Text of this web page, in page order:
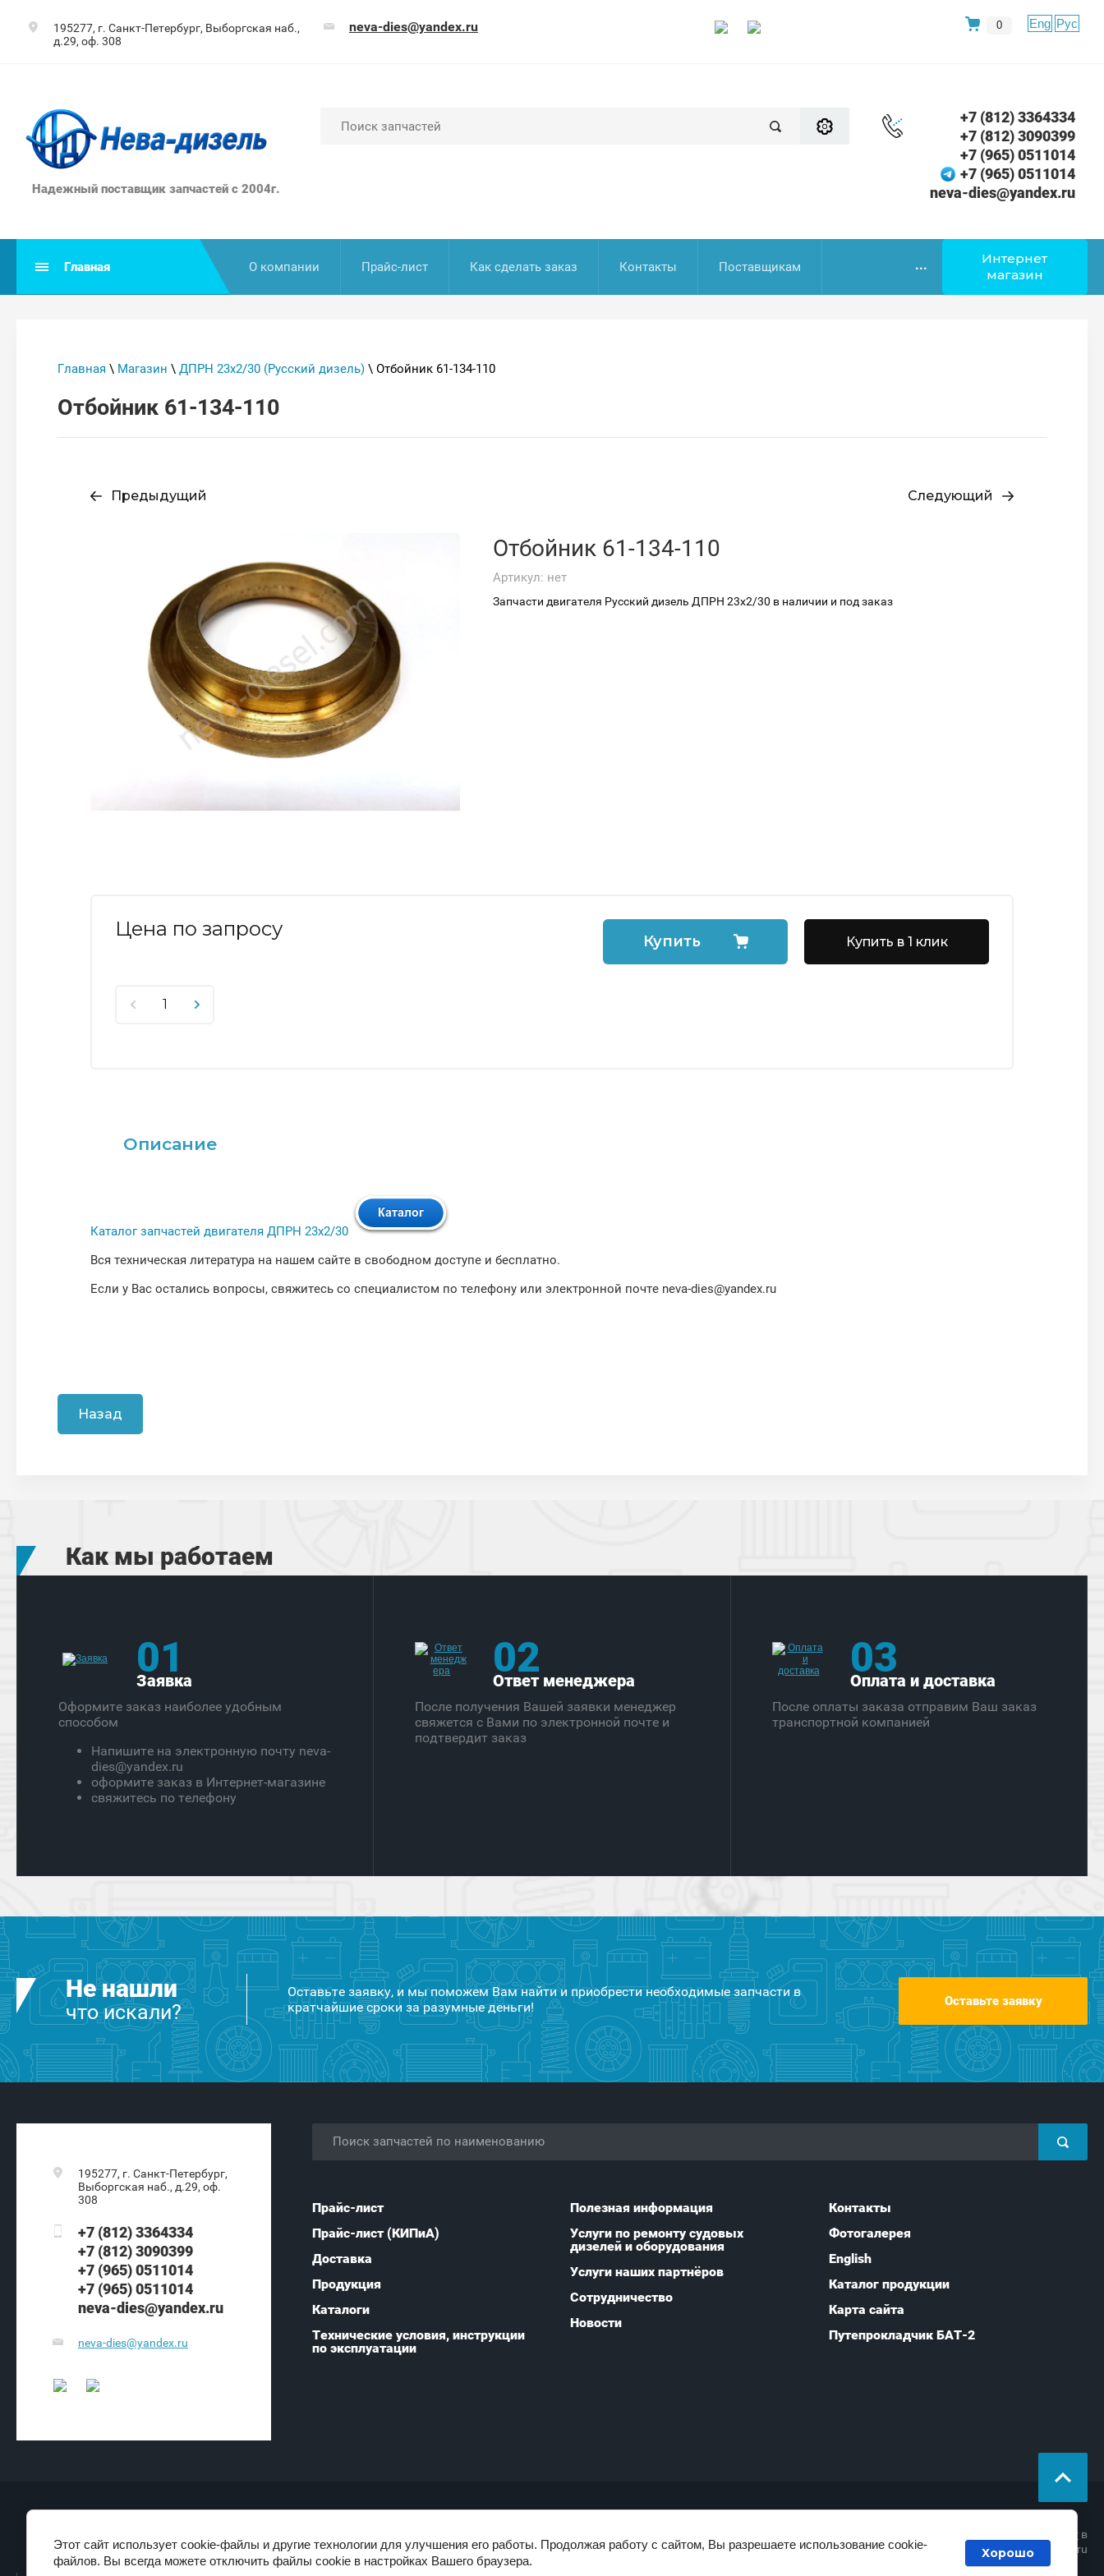
195277, г. Санкт-Петербург, Выборгская наб.,
д.29, оф. 308
neva-dies@yandex.ru 0 Eng Рус
Надежный поставщик запчастей с 2004г.
+7 (812) 3364334
+7 (812) 3090399
+7 (965) 0511014
+7 (965) 0511014
neva-dies@yandex.ru
Главная О компании Прайс-лист Как сделать заказ Контакты Поставщикам ...
Интернет
магазин
Главная \ Магазин \ ДПРН 23х2/30 (Русский дизель) \ Отбойник 61-134-110
Отбойник 61-134-110
Предыдущий Следующий
Отбойник 61-134-110
Артикул: нет
Запчасти двигателя Русский дизель ДПРН 23х2/30 в наличии и под заказ
Цена по запросу
Купить Купить в 1 клик
Описание
Каталог запчастей двигателя ДПРН 23х2/30
Вся техническая литература на нашем сайте в свободном доступе и бесплатно.
Если у Вас остались вопросы, свяжитесь со специалистом по телефону или электронной почте neva-dies@yandex.ru
Назад
Как мы работаем
01
Заявка
Оформите заказ наиболее удобным
способом
Напишите на электронную почту neva-
dies@yandex.ru
оформите заказ в Интернет-магазине
свяжитесь по телефону
02
Ответ менеджера
После получения Вашей заявки менеджер
свяжется с Вами по электронной почте и
подтвердит заказ
03
Оплата и доставка
После оплаты заказа отправим Ваш заказ
транспортной компанией
Не нашли
что искали?
Оставьте заявку, и мы поможем Вам найти и приобрести необходимые запчасти в
кратчайшие сроки за разумные деньги!
Оставьте заявку
195277, г. Санкт-Петербург,
Выборгская наб., д.29, оф.
308
+7 (812) 3364334
+7 (812) 3090399
+7 (965) 0511014
+7 (965) 0511014
neva-dies@yandex.ru
neva-dies@yandex.ru
Прайс-лист
Прайс-лист (КИПиА)
Доставка
Продукция
Каталоги
Технические условия, инструкции
по эксплуатации
Полезная информация
Услуги по ремонту судовых
дизелей и оборудования
Услуги наших партнёров
Сотрудничество
Новости
Контакты
Фотогалерея
English
Каталог продукции
Карта сайта
Путепрокладчик БАТ-2
НЕВА-диз
лендинг в
megagroup.ru
Этот сайт использует cookie-файлы и другие технологии для улучшения его работы. Продолжая работу с сайтом, Вы разрешаете использование cookie-
файлов. Вы всегда можете отключить файлы cookie в настройках Вашего браузера.
Хорошо